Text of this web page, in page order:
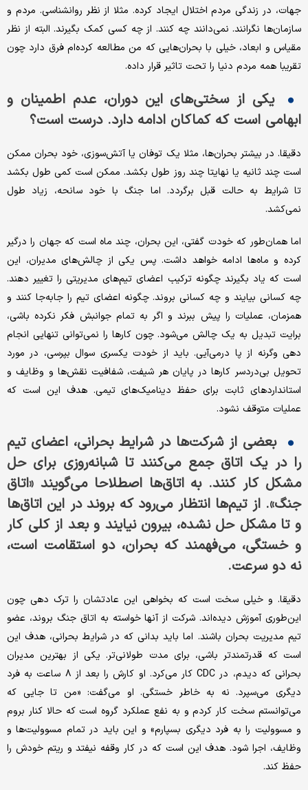
جهات، در زندگی مردم اختلال ایجاد کرده. مثلا از نظر روانشناسی. مردم و
سازمان‌ها نگرانند. نمی‌دانند چه کنند. از چه کسی کمک بگیرند. البته از نظر
مقیاس و ابعاد، خیلی با بحران‌هایی که من مطالعه کرده‌ام فرق دارد چون
تقریبا همه مردم دنیا را تحت تاثیر قرار داده.
یکی از سختی‌های این دوران، عدم اطمینان و
ابهامی است که کماکان ادامه دارد. درست است؟
دقیقا. در بیشتر بحران‌ها، مثلا یک توفان یا آتش‌سوزی، خود بحران ممکن
است چند ثانیه یا نهایتا چند روز طول بکشد. ممکن است کمی طول بکشد
تا شرایط به حالت قبل برگردد. اما جنگ با خود سانحه، زیاد طول
نمی‌کشد.
اما همان‌طور که خودت گفتی، این بحران، چند ماه است که جهان را درگیر
کرده و ماه‌ها ادامه خواهد داشت. پس یکی از چالش‌های مدیران، این
است که یاد بگیرند چگونه ترکیب اعضای تیم‌های مدیریتی را تغییر دهند.
چه کسانی بیایند و چه کسانی بروند. چگونه اعضای تیم را جابه‌جا کنند و
همزمان، عملیات را پیش ببرند و اگر به تمام جوانبش فکر نکرده باشی،
برایت تبدیل به یک چالش می‌شود. چون کارها را نمی‌توانی تنهایی انجام
دهی وگرنه از پا درمی‌آیی. باید از خودت یکسری سوال بپرسی، در مورد
تحویل بی‌دردسر کارها در پایان هر شیفت، شفافیت نقش‌ها و وظایف و
استانداردهای ثابت برای حفظ دینامیک‌های تیمی. هدف این است که
عملیات متوقف نشود.
بعضی از شرکت‌ها در شرایط بحرانی، اعضای تیم
را در یک اتاق جمع می‌کنند تا شبانه‌روزی برای حل
مشکل کار کنند. به اتاق‌ها اصطلاحا می‌گویند «اتاق
جنگ». از تیم‌ها انتظار می‌رود که بروند در این اتاق‌ها
و تا مشکل حل نشده، بیرون نیایند و بعد از کلی کار
و خستگی، می‌فهمند که بحران، دو استقامت است،
نه دو سرعت.
دقیقا. و خیلی سخت است که بخواهی این عادتشان را ترک دهی چون
این‌طوری آموزش دیده‌اند. شرکت از آنها خواسته به اتاق جنگ بروند، عضو
تیم مدیریت بحران باشند. اما باید بدانی که در شرایط بحرانی، هدف این
است که قدرتمندتر باشی، برای مدت طولانی‌تر. یکی از بهترین مدیران
بحرانی که دیدم، در CDC کار می‌کرد. او کارش را بعد از ۸ ساعت به فرد
دیگری می‌سپرد. نه به خاطر خستگی. او می‌گفت: «من تا جایی که
می‌توانستم سخت کار کردم و به نفع عملکرد گروه است که حالا کنار بروم
و مسوولیت را به فرد دیگری بسپارم» و این باید در تمام مسوولیت‌ها و
وظایف، اجرا شود. هدف این است که در کار وقفه نیفتد و ریتم خودش را
حفظ کند.